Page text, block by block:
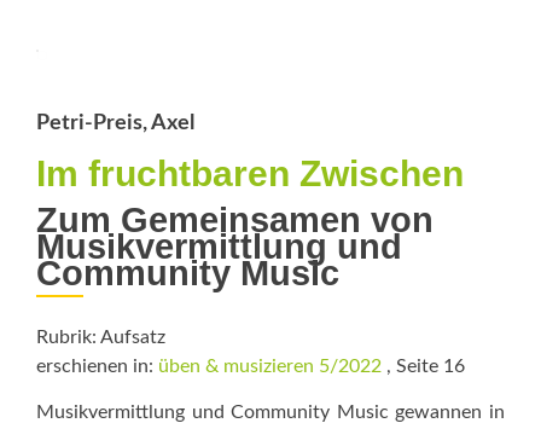
Petri-Preis, Axel
Im fruchtbaren Zwischen
Zum Gemeinsamen von
Musikvermittlung und
Community Music
Rubrik: Aufsatz
erschienen in: üben & musizieren 5/2022 , Seite 16
Musikvermittlung und Community Music gewannen in